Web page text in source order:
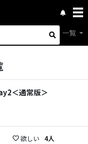
一覧
＜通常版＞
欲しい 4人